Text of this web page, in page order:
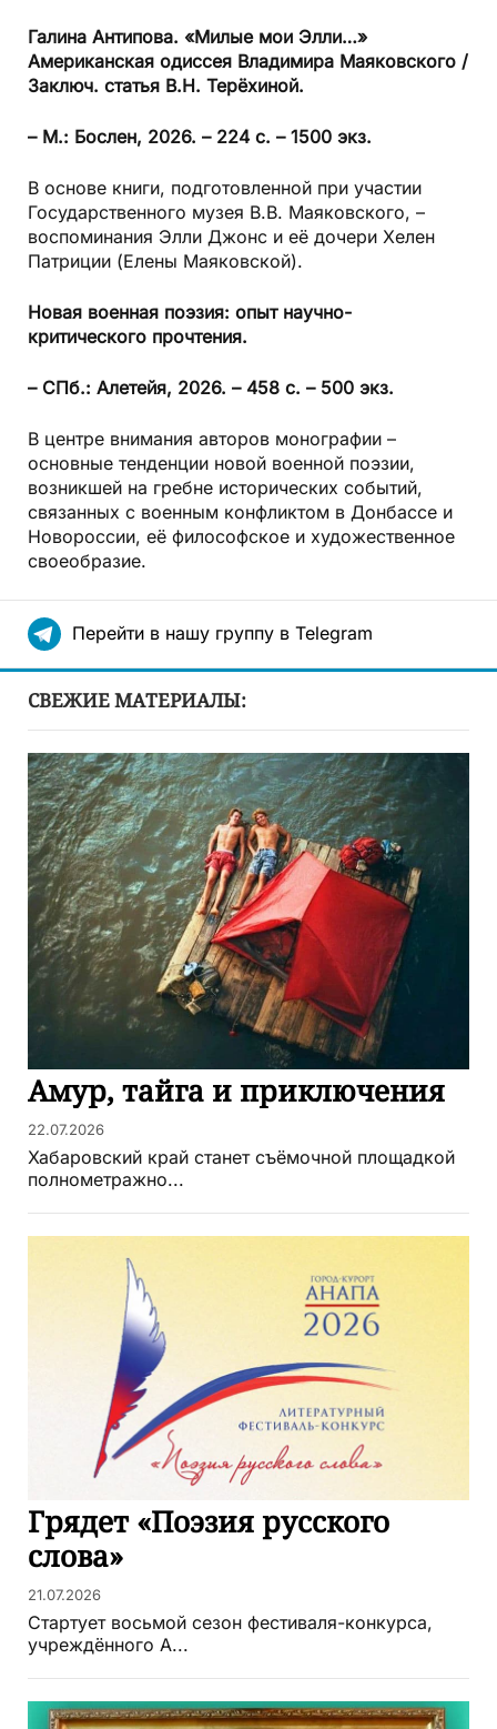
Галина Антипова. «Милые мои Элли…»
Американская одиссея Владимира Маяковского /
Заключ. статья В.Н. Терёхиной.
– М.: Бослен, 2026. – 224 с. – 1500 экз.
В основе книги, подготовленной при участии
Государственного музея В.В. Маяковского, –
воспоминания Элли Джонс и её дочери Хелен
Патриции (Елены Маяковской).
Новая военная поэзия: опыт научно-
критического прочтения.
– СПб.: Алетейя, 2026. – 458 с. – 500 экз.
В центре внимания авторов монографии –
основные тенденции новой военной поэзии,
возникшей на гребне исторических событий,
связанных с военным конфликтом в Донбассе и
Новороссии, её философское и художественное
своеобразие.
Перейти в нашу группу в Telegram
СВЕЖИЕ МАТЕРИАЛЫ:
Амур, тайга и приключения
22.07.2026
Хабаровский край станет съёмочной площадкой
полнометражно...
Грядет «Поэзия русского
слова»
21.07.2026
Стартует восьмой сезон фестиваля-конкурса,
учреждённого А...